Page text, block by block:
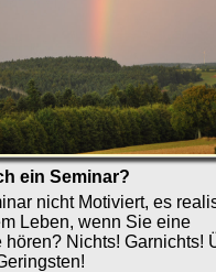
ein Seminar?
nicht Motiviert, es
Leben, wenn Sie eine
hören? Nichts! Garnichts!